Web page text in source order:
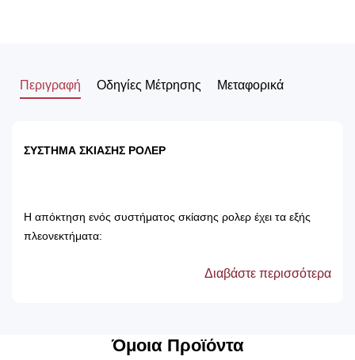
Περιγραφή Οδηγίες Μέτρησης Μεταφορικά
ΣΥΣΤΗΜΑ ΣΚΙΑΣΗΣ ΡΟΛΕΡ
Η απόκτηση ενός συστήματος σκίασης ρολερ έχει τα εξής
πλεονεκτήματα:
μόνο με ένα ελαφρός νωπό βέτεξ ή με
ατμοκαθαριστή.
Διαβάστε περισσότερα
Όμοια Προϊόντα